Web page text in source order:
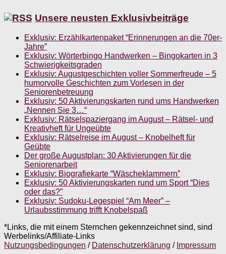
Unsere neusten Exklusivbeiträge
Exklusiv: Erzählkartenpaket “Erinnerungen an die 70er-
Jahre”
Exklusiv: Wörterbingo Handwerken – Bingokarten in 3
Schwierigkeitsgraden
Exklusiv: Augustgeschichten voller Sommerfreude – 5
humorvolle Geschichten zum Vorlesen in der
Seniorenbetreuung
Exklusiv: 50 Aktivierungskarten rund ums Handwerken
„Nennen Sie 3…“
Exklusiv: Rätselspaziergang im August – Rätsel- und
Kreativheft für Ungeübte
Exklusiv: Rätselreise im August – Knobelheft für
Geübte
Der große Augustplan: 30 Aktivierungen für die
Seniorenarbeit
Exklusiv: Biografiekarte “Wäscheklammern”
Exklusiv: 50 Aktivierungskarten rund um Sport “Dies
oder das?”
Exklusiv: Sudoku-Legespiel “Am Meer” –
Urlaubsstimmung trifft Knobelspaß
*Links, die mit einem Sternchen gekennzeichnet sind, sind
Werbelinks/Affiliate-Links
Nutzungsbedingungen / Datenschutzerklärung / Impressum